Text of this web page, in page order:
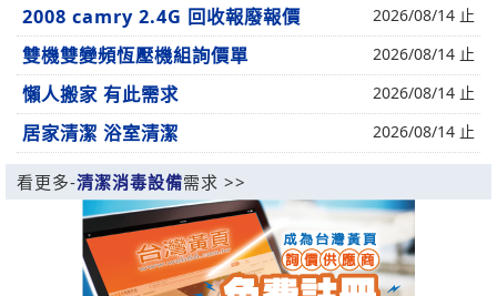
2008 camry 2.4G 回收報廢報價 2026/08/14 止
雙機雙變頻恆壓機組詢價單 2026/08/14 止
懶人搬家 有此需求 2026/08/14 止
居家清潔 浴室清潔 2026/08/14 止
看更多-清潔消毒設備需求 >>